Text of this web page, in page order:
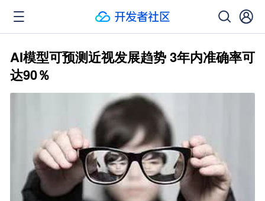
AI模型可预测近视发展趋势 3年内准确率可
达90％